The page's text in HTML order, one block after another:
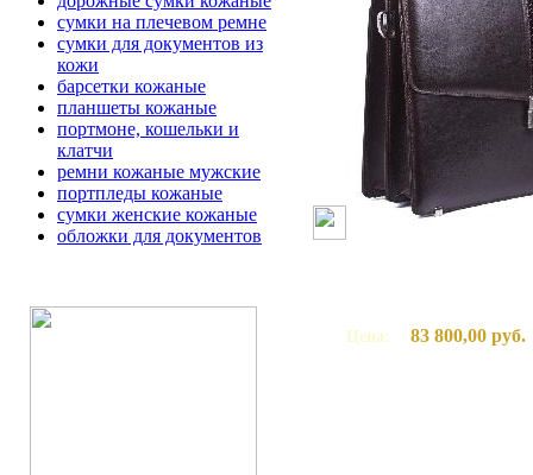
сумки на плечевом ремне
сумки для документов из
кожи
барсетки кожаные
планшеты кожаные
портмоне, кошельки и
клатчи
ремни кожаные мужские
портпледы кожаные
сумки женские кожаные
обложки для документов
Цена: 83 800,00 руб.